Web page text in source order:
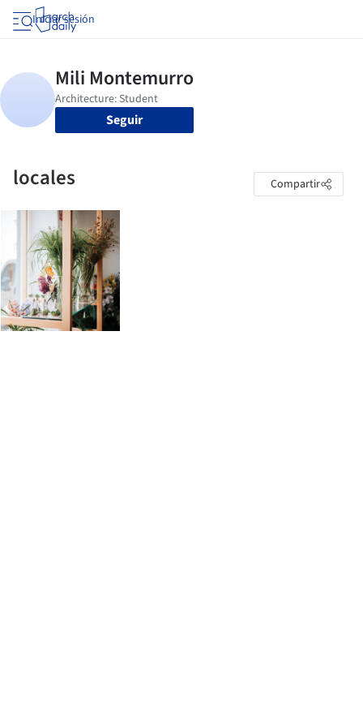
Iniciar sesión
Seguir
locales Compartir